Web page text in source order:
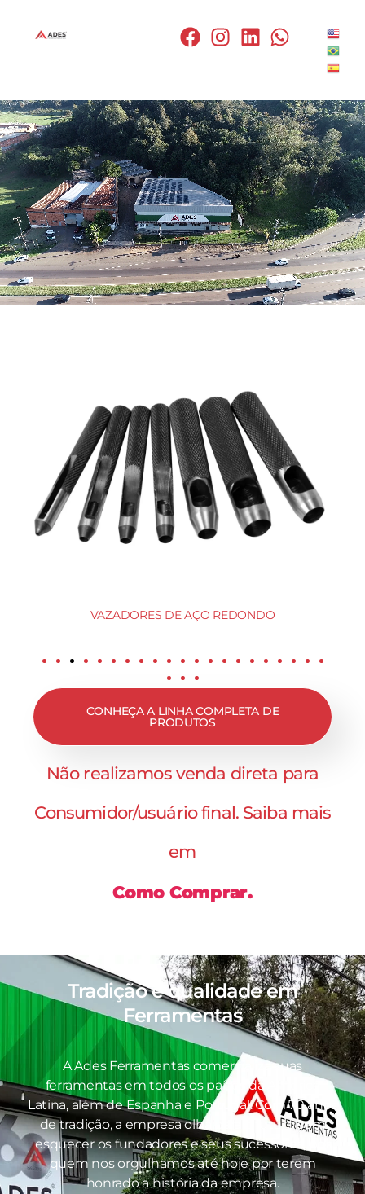
VAZADORES DE AÇO REDONDO
CONHEÇA A LINHA COMPLETA DE
PRODUTOS
Não realizamos venda direta para
Consumidor/usuário final. Saiba mais
em
Como Comprar.
Tradição e qualidade em
Ferramentas
A Ades Ferramentas comercializa suas
ferramentas em todos os países da América
Latina, além de Espanha e Portugal. Com 70 anos
de tradição, a empresa olha para o futuro sem
esquecer os fundadores e seus sucessores, por
quem nos orgulhamos até hoje por terem
honrado a história da empresa.